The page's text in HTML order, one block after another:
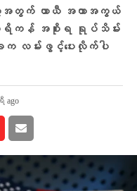
ေအတွက် ယာယီ အကာအကွယ်
ရိကန် အစိုးရ ရုပ်သိမ်း
လမ်းဖွင့်ပေးလိုက်ပါ
ago